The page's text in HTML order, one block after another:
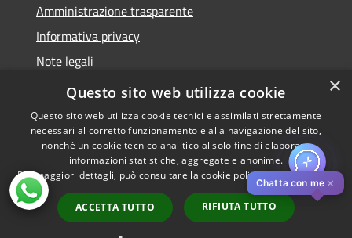
Amministrazione trasparente
Informativa privacy
Note legali
Dichiarazione di accessibilità
Accessibilità
Privacy
Copyright © 2026 • Comune di
Pistoia • Powered by
Municipium•
Accesso
redazione
Chatta con me ✕
×
Questo sito web utilizza cookie
Questo sito web utilizza cookie tecnici e assimilati strettamente
necessari al corretto funzionamento e alla navigazione del sito,
nonché un cookie tecnico analitico al solo fine di elaborare
informazioni statistiche, aggregate e anonime.
Per maggiori dettagli, può consultare la cookie policy al seguentelink
ACCETTA TUTTO RIFIUTA TUTTO